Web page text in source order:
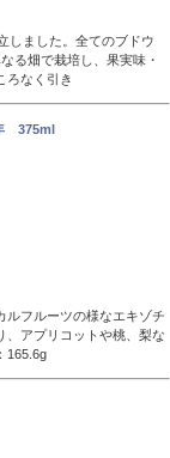
しました。全てのブドウ
る畑で栽培し、果実味・
ろなく引き
375ml
ルフルーツの様なエキゾチ
、アプリコットや桃、梨な
165.6g